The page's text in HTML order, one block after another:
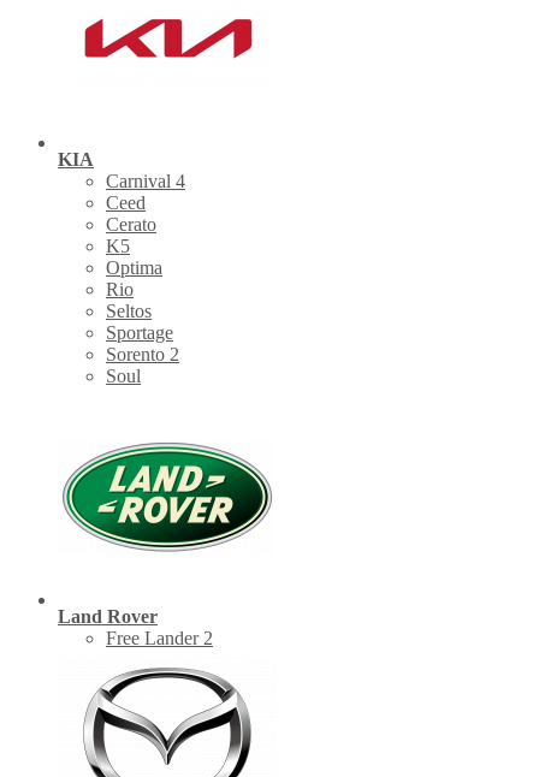
KIA
Carnival 4
Ceed
Cerato
K5
Optima
Rio
Seltos
Sportage
Sorento 2
Soul
Land Rover
Free Lander 2